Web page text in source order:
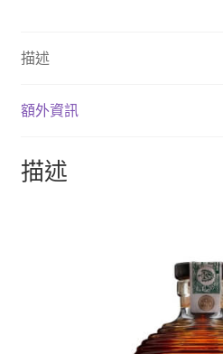
描述
額外資訊
描述